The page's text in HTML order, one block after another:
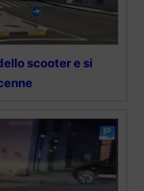
scooter e si